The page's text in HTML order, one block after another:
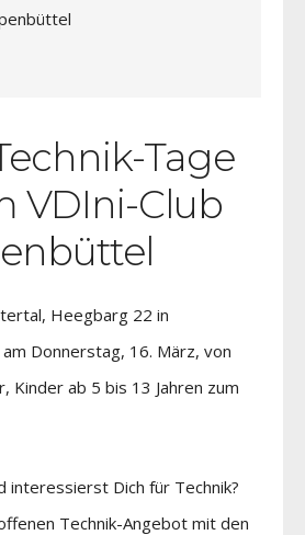
Tage
VDIni-Club
Heegbarg 22 in
Donnerstag, 16. März, von
Kinder ab 5 bis 13 Jahren zum
interessierst Dich für Technik?
Technik-Angebot mit den